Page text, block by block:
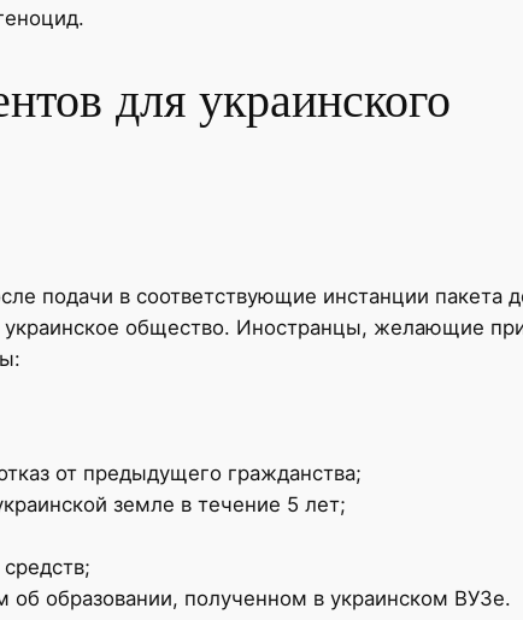
для украинского
подачи в соответствующие инстанции пакета
украинское общество. Иностранцы, желающие
от предыдущего гражданства;
земле в течение 5 лет;
образовании, полученном в украинском ВУЗе.